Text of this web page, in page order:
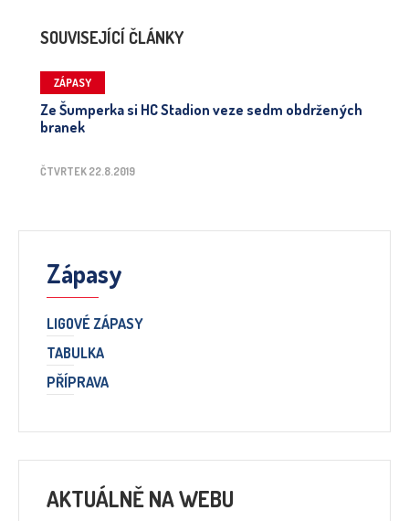
SOUVISEJÍCÍ ČLÁNKY
ZÁPASY
Ze Šumperka si HC Stadion veze sedm obdržených
branek
ČTVRTEK 22.8.2019
Zápasy
LIGOVÉ ZÁPASY
TABULKA
PŘÍPRAVA
AKTUÁLNĚ NA WEBU